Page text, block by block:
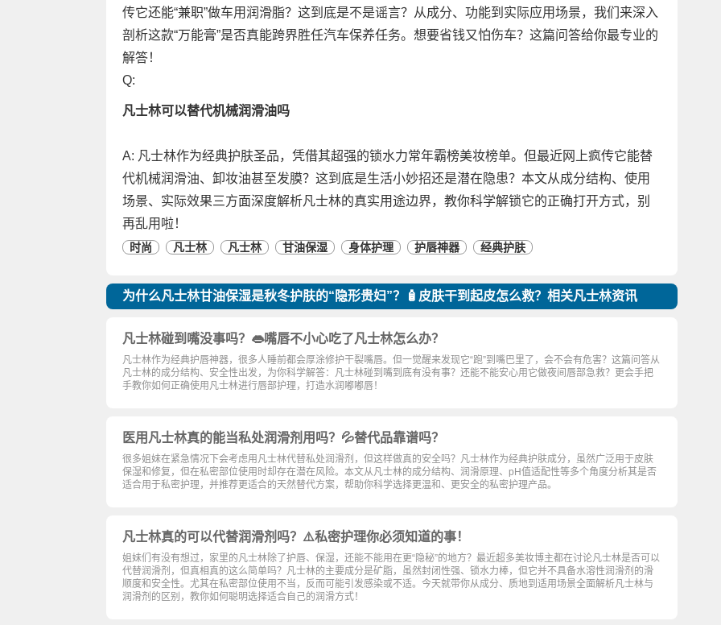
传它还能“兼职”做车用润滑脂？这到底是不是谣言？从成分、功能到实际应用场景，我们来深入
剖析这款“万能膏”是否真能跨界胜任汽车保养任务。想要省钱又怕伤车？这篇问答给你最专业的
解答！
Q:
凡士林可以替代机械润滑油吗
A: 凡士林作为经典护肤圣品，凭借其超强的锁水力常年霸榜美妆榜单。但最近网上疯传它能替
代机械润滑油、卸妆油甚至发膜？这到底是生活小妙招还是潜在隐患？本文从成分结构、使用
场景、实际效果三方面深度解析凡士林的真实用途边界，教你科学解锁它的正确打开方式，别
再乱用啦！
时尚 凡士林 凡士林 甘油保湿 身体护理 护唇神器 经典护肤
为什么凡士林甘油保湿是秋冬护肤的“隐形贵妇”？🧴皮肤干到起皮怎么救？相关凡士林资讯
凡士林碰到嘴没事吗？👄嘴唇不小心吃了凡士林怎么办？
凡士林作为经典护唇神器，很多人睡前都会厚涂修护干裂嘴唇。但一觉醒来发现它“跑”到嘴巴里了，会不会有危害？这篇问答从
凡士林的成分结构、安全性出发，为你科学解答：凡士林碰到嘴到底有没有事？还能不能安心用它做夜间唇部急救？更会手把
手教你如何正确使用凡士林进行唇部护理，打造水润嘟嘟唇！
医用凡士林真的能当私处润滑剂用吗？💦替代品靠谱吗？
很多姐妹在紧急情况下会考虑用凡士林代替私处润滑剂，但这样做真的安全吗？凡士林作为经典护肤成分，虽然广泛用于皮肤
保湿和修复，但在私密部位使用时却存在潜在风险。本文从凡士林的成分结构、润滑原理、pH值适配性等多个角度分析其是否
适合用于私密护理，并推荐更适合的天然替代方案，帮助你科学选择更温和、更安全的私密护理产品。
凡士林真的可以代替润滑剂吗？⚠️私密护理你必须知道的事！
姐妹们有没有想过，家里的凡士林除了护唇、保湿，还能不能用在更“隐秘”的地方？最近超多美妆博主都在讨论凡士林是否可以
代替润滑剂，但真相真的这么简单吗？凡士林的主要成分是矿脂，虽然封闭性强、锁水力棒，但它并不具备水溶性润滑剂的滑
顺度和安全性。尤其在私密部位使用不当，反而可能引发感染或不适。今天就带你从成分、质地到适用场景全面解析凡士林与
润滑剂的区别，教你如何聪明选择适合自己的润滑方式！